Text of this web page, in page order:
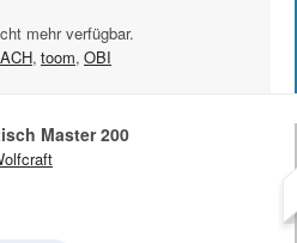
mehr verfügbar.
, toom, OBI
Master 200